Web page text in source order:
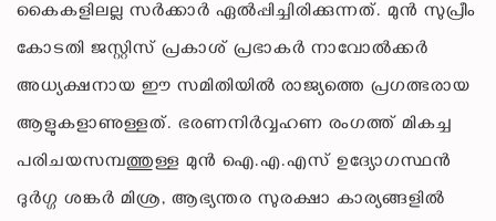
കൈകളിലല്ല സർക്കാർ ഏൽപ്പിച്ചിരിക്കുന്നത്. മുൻ സുപ്രീം
കോടതി ജസ്റ്റിസ് പ്രകാശ് പ്രഭാകർ നാവോൽക്കർ
അധ്യക്ഷനായ ഈ സമിതിയിൽ രാജ്യത്തെ പ്രഗത്ഭരായ
ആളുകളാണുള്ളത്. ഭരണനിർവ്വഹണ രംഗത്ത് മികച്ച
പരിചയസമ്പത്തുള്ള മുൻ ഐ.എ.എസ് ഉദ്യോഗസ്ഥൻ
ദുർഗ്ഗ ശങ്കർ മിശ്ര, ആഭ്യന്തര സുരക്ഷാ കാര്യങ്ങളിൽ